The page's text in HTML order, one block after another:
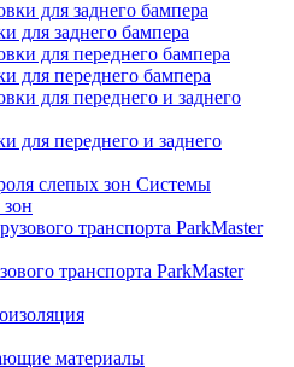
для заднего бампера
для переднего бампера
для переднего и заднего
Системы
транспорта ParkMaster